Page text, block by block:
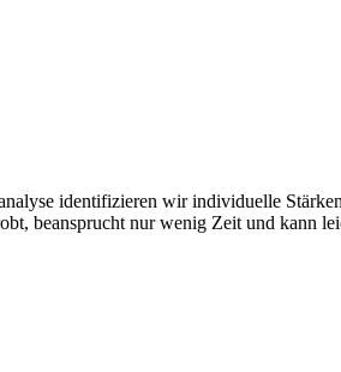
identifizieren wir individuelle
beansprucht nur wenig Zeit und kann